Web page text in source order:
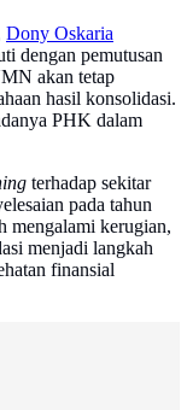
Dony Oskaria
dengan pemutusan
akan tetap
hasil konsolidasi.
PHK dalam
terhadap sekitar
pada tahun
mengalami kerugian,
menjadi langkah
finansial